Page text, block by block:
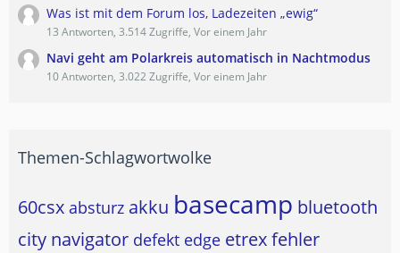
Was ist mit dem Forum los, Ladezeiten „ewig“
13 Antworten, 3.514 Zugriffe, Vor einem Jahr
Navi geht am Polarkreis automatisch in Nachtmodus
10 Antworten, 3.022 Zugriffe, Vor einem Jahr
Themen-Schlagwortwolke
60csx absturz akku basecamp bluetooth
city navigator defekt edge etrexfehler